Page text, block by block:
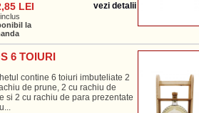
LEI
la
vezi detalii
6 TOIURI
contine 6 toiuri imbuteliate 2
de prune, 2 cu rachiu de
si 2 cu rachiu de para prezentate